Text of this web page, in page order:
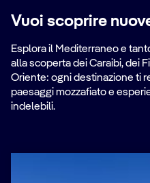
Vuoi scoprire
Esplora il Mediterraneo e
alla scoperta dei Caraibi, dei
Oriente: ogni destinazione ti
paesaggi mozzafiato e
indelebili.